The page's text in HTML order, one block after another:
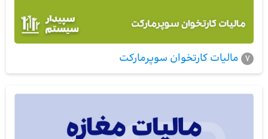
7 مالیات کارتخوان سوپرمارکت